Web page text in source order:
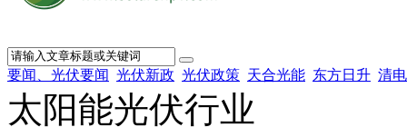
要闻、光伏要闻 光伏新政 光伏政策 天合光能 东方日升 清
太阳能光伏行业